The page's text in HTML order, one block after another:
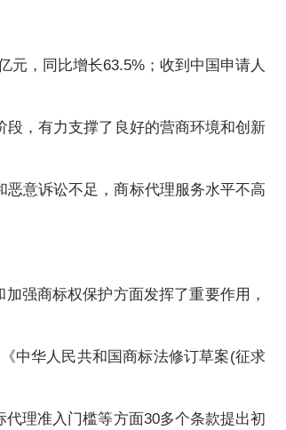
，同比增长63.5%；收到中国申请人
，有力支撑了良好的营商环境和创新
意诉讼不足，商标代理服务水平不高
强商标权保护方面发挥了重要作用，
中华人民共和国商标法修订草案(征求
理准入门槛等方面30多个条款提出初